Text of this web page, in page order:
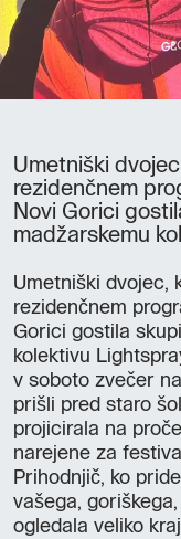
Umetniški
rezidenčnem
Novi Gorici
madžarskemu
Umetniški dvojec,
rezidenčnem
Gorici gostila
kolektivu
v soboto zvečer
prišli pred staro
projicirala na
narejene za
Prihodnjič, ko
vašega,
ogledala veliko